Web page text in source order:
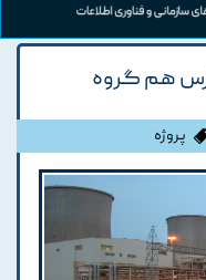
هم گروه
پروژه